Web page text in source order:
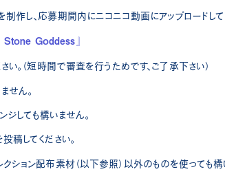
作し、応募期間内にニコニコ動画にアップロードして
Stone Goddess』
さい。（短時間で審査を行うためです、ご了承下さい）
せん。
しても構いません。
稿してください。
ション配布素材（以下参照）以外のものを使っても構